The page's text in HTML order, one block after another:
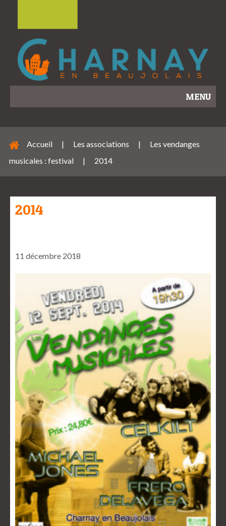
MENU
Accueil | Les associations |
Les vendanges
musicales : festival
| 2014
2014
11 décembre 2018